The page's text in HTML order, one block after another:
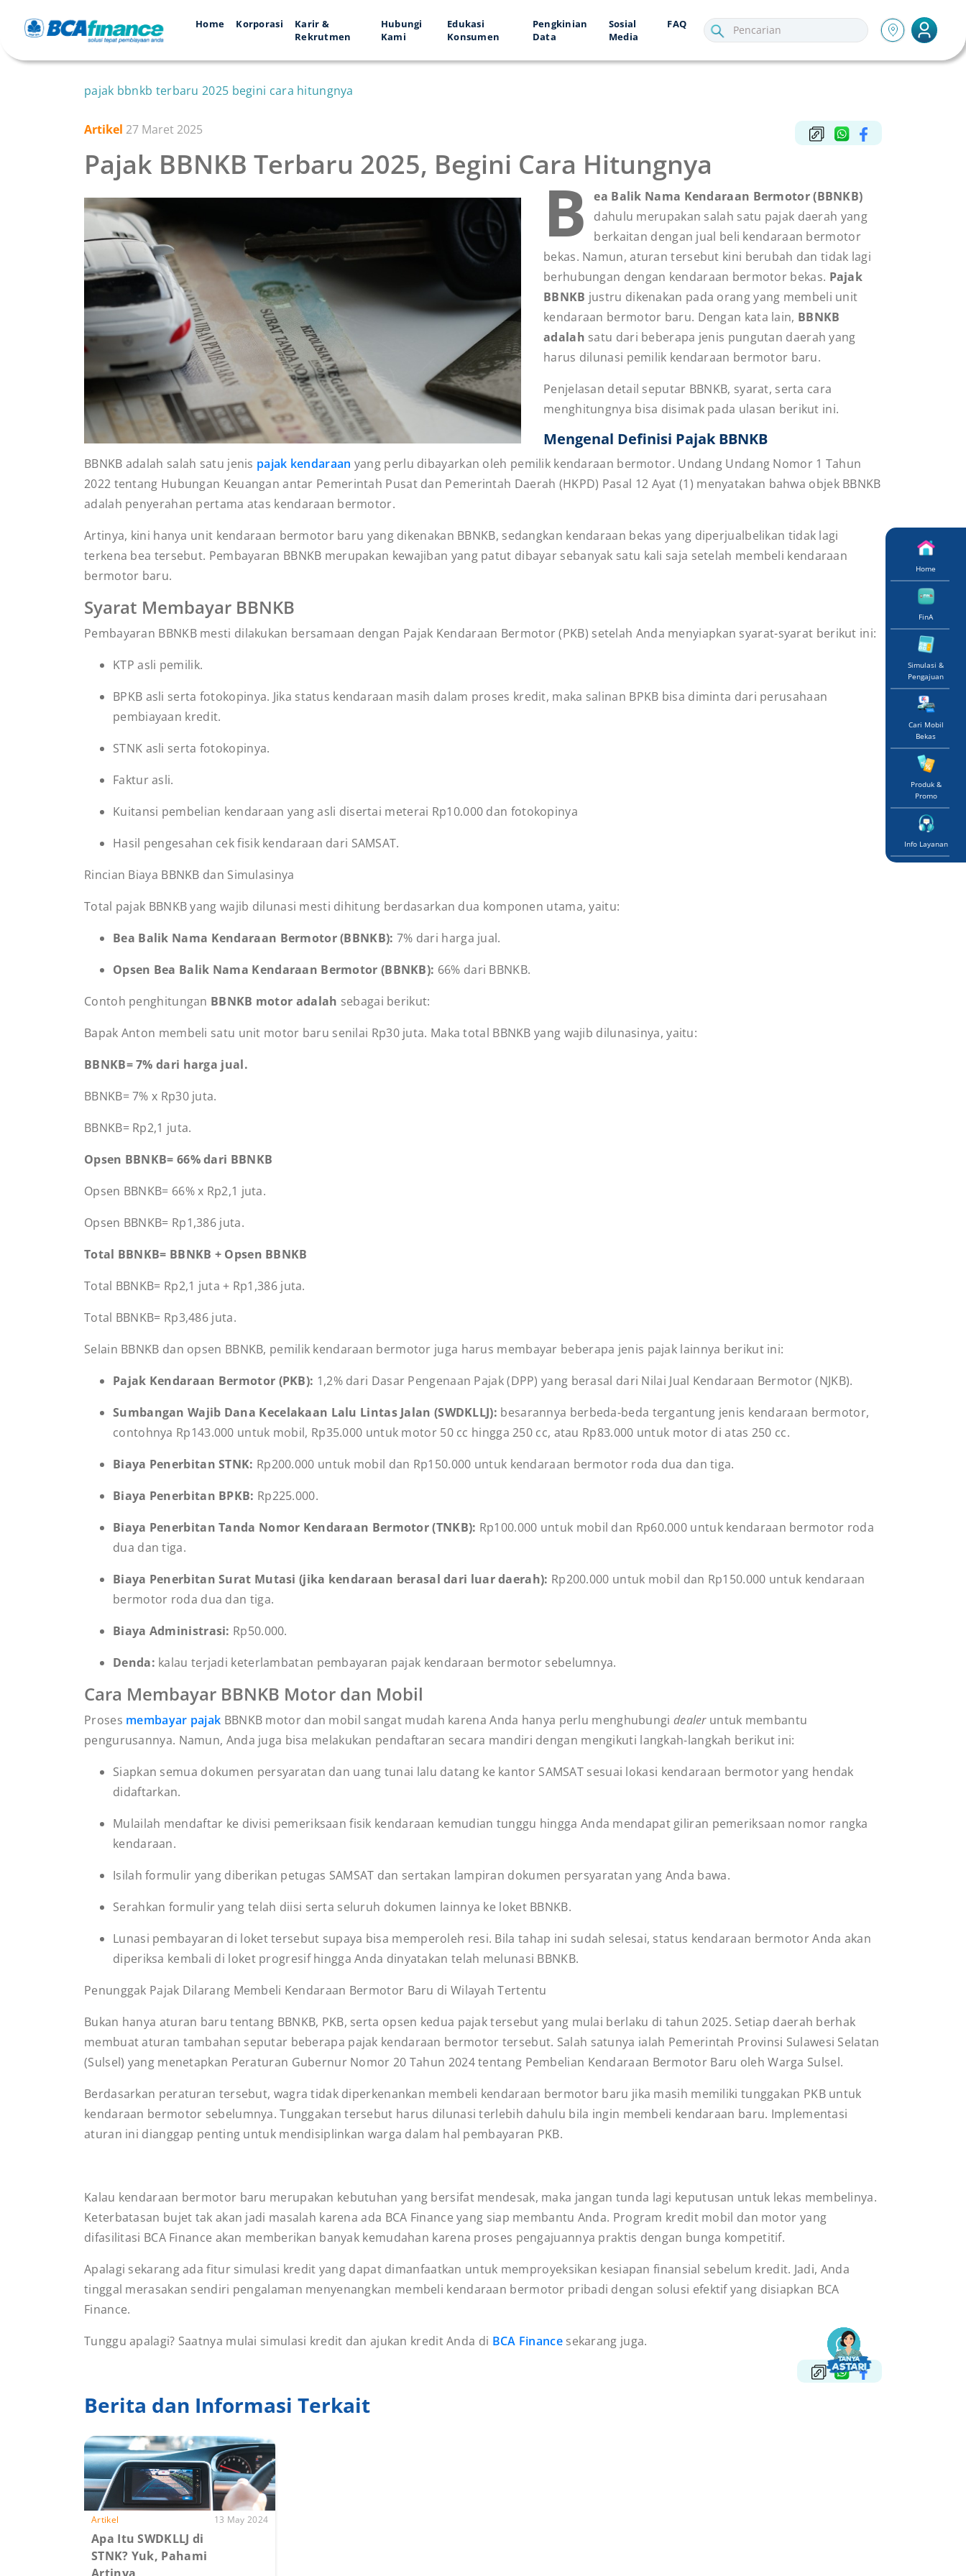
Home Korporasi
Karir &
Rekrutmen
Hubungi
Kami
Edukasi
Konsumen
Pengkinian
Data
Sosial
Media
FAQ
Home
FinA
Simulasi &
Pengajuan
Cari Mobil
Bekas
Produk &
Promo
Info Layanan
pajak bbnkb terbaru 2025 begini cara hitungnya
Artikel 27 Maret 2025
Pajak BBNKB Terbaru 2025, Begini Cara Hitungnya
B
ea Balik Nama Kendaraan Bermotor (BBNKB)
dahulu merupakan salah satu pajak daerah yang
berkaitan dengan jual beli kendaraan bermotor
bekas. Namun, aturan tersebut kini berubah dan tidak lagi
berhubungan dengan kendaraan bermotor bekas. Pajak
BBNKB justru dikenakan pada orang yang membeli unit
kendaraan bermotor baru. Dengan kata lain, BBNKB
adalah satu dari beberapa jenis pungutan daerah yang
harus dilunasi pemilik kendaraan bermotor baru.
Penjelasan detail seputar BBNKB, syarat, serta cara
menghitungnya bisa disimak pada ulasan berikut ini.
Mengenal Definisi Pajak BBNKB
BBNKB adalah salah satu jenis pajak kendaraan yang perlu dibayarkan oleh pemilik kendaraan bermotor. Undang Undang Nomor 1 Tahun
2022 tentang Hubungan Keuangan antar Pemerintah Pusat dan Pemerintah Daerah (HKPD) Pasal 12 Ayat (1) menyatakan bahwa objek BBNKB
adalah penyerahan pertama atas kendaraan bermotor.
Artinya, kini hanya unit kendaraan bermotor baru yang dikenakan BBNKB, sedangkan kendaraan bekas yang diperjualbelikan tidak lagi
terkena bea tersebut. Pembayaran BBNKB merupakan kewajiban yang patut dibayar sebanyak satu kali saja setelah membeli kendaraan
bermotor baru.
Syarat Membayar BBNKB
Pembayaran BBNKB mesti dilakukan bersamaan dengan Pajak Kendaraan Bermotor (PKB) setelah Anda menyiapkan syarat-syarat berikut ini:
KTP asli pemilik.
BPKB asli serta fotokopinya. Jika status kendaraan masih dalam proses kredit, maka salinan BPKB bisa diminta dari perusahaan
pembiayaan kredit.
STNK asli serta fotokopinya.
Faktur asli.
Kuitansi pembelian kendaraan yang asli disertai meterai Rp10.000 dan fotokopinya
Hasil pengesahan cek fisik kendaraan dari SAMSAT.
Rincian Biaya BBNKB dan Simulasinya
Total pajak BBNKB yang wajib dilunasi mesti dihitung berdasarkan dua komponen utama, yaitu:
Bea Balik Nama Kendaraan Bermotor (BBNKB): 7% dari harga jual.
Opsen Bea Balik Nama Kendaraan Bermotor (BBNKB): 66% dari BBNKB.
Contoh penghitungan BBNKB motor adalah sebagai berikut:
Bapak Anton membeli satu unit motor baru senilai Rp30 juta. Maka total BBNKB yang wajib dilunasinya, yaitu:
BBNKB= 7% dari harga jual.
BBNKB= 7% x Rp30 juta.
BBNKB= Rp2,1 juta.
Opsen BBNKB= 66% dari BBNKB
Opsen BBNKB= 66% x Rp2,1 juta.
Opsen BBNKB= Rp1,386 juta.
Total BBNKB= BBNKB + Opsen BBNKB
Total BBNKB= Rp2,1 juta + Rp1,386 juta.
Total BBNKB= Rp3,486 juta.
Selain BBNKB dan opsen BBNKB, pemilik kendaraan bermotor juga harus membayar beberapa jenis pajak lainnya berikut ini:
Pajak Kendaraan Bermotor (PKB): 1,2% dari Dasar Pengenaan Pajak (DPP) yang berasal dari Nilai Jual Kendaraan Bermotor (NJKB).
Sumbangan Wajib Dana Kecelakaan Lalu Lintas Jalan (SWDKLLJ): besarannya berbeda-beda tergantung jenis kendaraan bermotor,
contohnya Rp143.000 untuk mobil, Rp35.000 untuk motor 50 cc hingga 250 cc, atau Rp83.000 untuk motor di atas 250 cc.
Biaya Penerbitan STNK: Rp200.000 untuk mobil dan Rp150.000 untuk kendaraan bermotor roda dua dan tiga.
Biaya Penerbitan BPKB: Rp225.000.
Biaya Penerbitan Tanda Nomor Kendaraan Bermotor (TNKB): Rp100.000 untuk mobil dan Rp60.000 untuk kendaraan bermotor roda
dua dan tiga.
Biaya Penerbitan Surat Mutasi (jika kendaraan berasal dari luar daerah): Rp200.000 untuk mobil dan Rp150.000 untuk kendaraan
bermotor roda dua dan tiga.
Biaya Administrasi: Rp50.000.
Denda: kalau terjadi keterlambatan pembayaran pajak kendaraan bermotor sebelumnya.
Cara Membayar BBNKB Motor dan Mobil
Proses membayar pajak BBNKB motor dan mobil sangat mudah karena Anda hanya perlu menghubungi dealer untuk membantu
pengurusannya. Namun, Anda juga bisa melakukan pendaftaran secara mandiri dengan mengikuti langkah-langkah berikut ini:
Siapkan semua dokumen persyaratan dan uang tunai lalu datang ke kantor SAMSAT sesuai lokasi kendaraan bermotor yang hendak
didaftarkan.
Mulailah mendaftar ke divisi pemeriksaan fisik kendaraan kemudian tunggu hingga Anda mendapat giliran pemeriksaan nomor rangka
kendaraan.
Isilah formulir yang diberikan petugas SAMSAT dan sertakan lampiran dokumen persyaratan yang Anda bawa.
Serahkan formulir yang telah diisi serta seluruh dokumen lainnya ke loket BBNKB.
Lunasi pembayaran di loket tersebut supaya bisa memperoleh resi. Bila tahap ini sudah selesai, status kendaraan bermotor Anda akan
diperiksa kembali di loket progresif hingga Anda dinyatakan telah melunasi BBNKB.
Penunggak Pajak Dilarang Membeli Kendaraan Bermotor Baru di Wilayah Tertentu
Bukan hanya aturan baru tentang BBNKB, PKB, serta opsen kedua pajak tersebut yang mulai berlaku di tahun 2025. Setiap daerah berhak
membuat aturan tambahan seputar beberapa pajak kendaraan bermotor tersebut. Salah satunya ialah Pemerintah Provinsi Sulawesi Selatan
(Sulsel) yang menetapkan Peraturan Gubernur Nomor 20 Tahun 2024 tentang Pembelian Kendaraan Bermotor Baru oleh Warga Sulsel.
Berdasarkan peraturan tersebut, wagra tidak diperkenankan membeli kendaraan bermotor baru jika masih memiliki tunggakan PKB untuk
kendaraan bermotor sebelumnya. Tunggakan tersebut harus dilunasi terlebih dahulu bila ingin membeli kendaraan baru. Implementasi
aturan ini dianggap penting untuk mendisiplinkan warga dalam hal pembayaran PKB.
Kalau kendaraan bermotor baru merupakan kebutuhan yang bersifat mendesak, maka jangan tunda lagi keputusan untuk lekas membelinya.
Keterbatasan bujet tak akan jadi masalah karena ada BCA Finance yang siap membantu Anda. Program kredit mobil dan motor yang
difasilitasi BCA Finance akan memberikan banyak kemudahan karena proses pengajuannya praktis dengan bunga kompetitif.
Apalagi sekarang ada fitur simulasi kredit yang dapat dimanfaatkan untuk memproyeksikan kesiapan finansial sebelum kredit. Jadi, Anda
tinggal merasakan sendiri pengalaman menyenangkan membeli kendaraan bermotor pribadi dengan solusi efektif yang disiapkan BCA
Finance.
Tunggu apalagi? Saatnya mulai simulasi kredit dan ajukan kredit Anda di BCA Financesekarang juga.
Berita dan Informasi Terkait
Artikel 13 May 2024
Apa Itu SWDKLLJ di
STNK? Yuk, Pahami